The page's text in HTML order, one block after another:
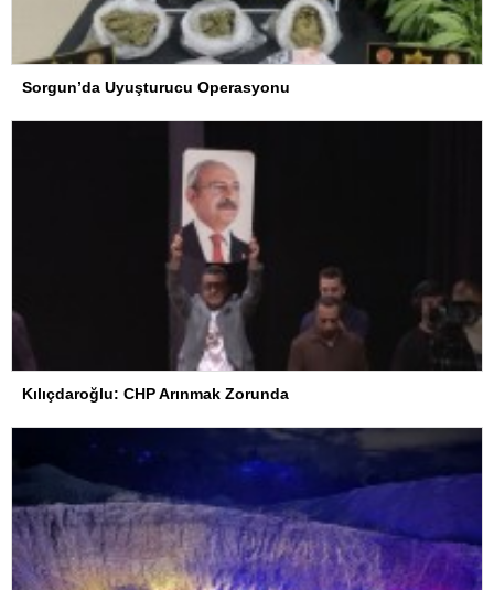
Sorgun’da Uyuşturucu Operasyonu
Kılıçdaroğlu: CHP Arınmak Zorunda